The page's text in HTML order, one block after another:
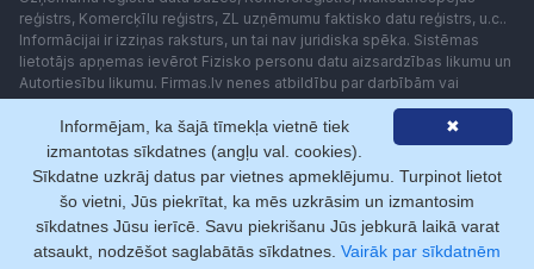
reģistrs, Komercķīlu reģistrs, ZL uzņēmumu faktisko datu reģistrs, u.c..
Informācijai ir izziņas raksturs, un tai nav juridiska spēka. Sistēmas
lietotājs apņemas ievērot Fizisko personu datu aizsardzības likumu un
Autortiesību likumu. Firmas.lv nenes atbildību par darbībām vai
lēmumiem, kas balstīti uz saņemto pakalpojumu. Lietotājam aizliegts
izmantot jebkādas automatizētas sistēmas vai iekārtas (robotus)
piekļuvei sistēmai bez rakstiskas saskaņošanas ar Firmas.lv. Galvenā
redaktore: Ingūna Pempere.
Lietošanas noteikumi
Privātuma politika Norēķini ar
✖
Informējam, ka šajā tīmekļa vietnē tiek
izmantotas sīkdatnes (angļu val. cookies).
Sīkdatne uzkrāj datus par vietnes apmeklējumu. Turpinot lietot
šo vietni, Jūs piekrītat, ka mēs uzkrāsim un izmantosim
sīkdatnes Jūsu ierīcē. Savu piekrišanu Jūs jebkurā laikā varat
atsaukt, nodzēšot saglabātās sīkdatnes. Vairāk par sīkdatnēm